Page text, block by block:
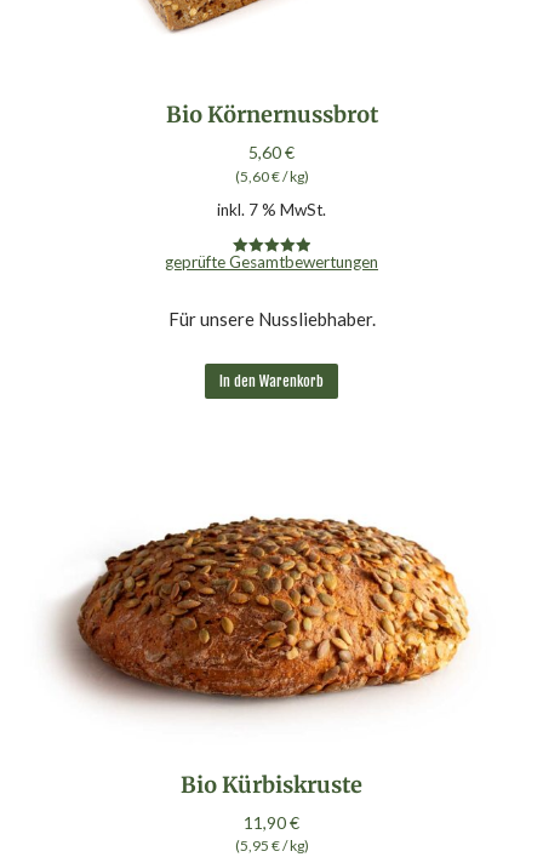
Bio Körnernussbrot
5,60€
(5,60€/kg)
inkl. 7 % MwSt.
Bewertet mit
geprüfte Gesamtbewertungen
Für unsere Nussliebhaber.
In den Warenkorb
Bio Kürbiskruste
11,90€
(5,95 €/kg)